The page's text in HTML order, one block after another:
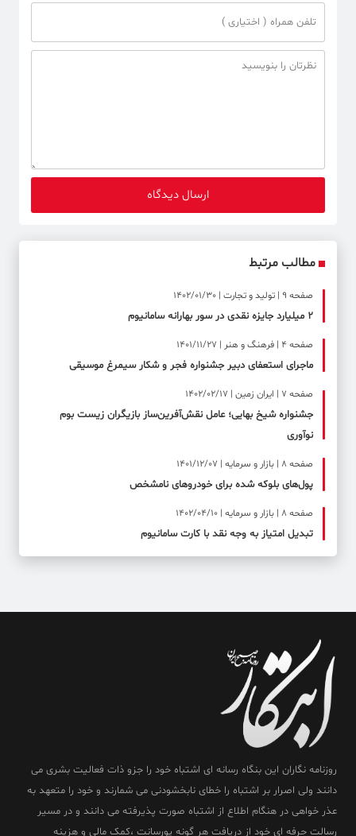
مطالب مرتبط
صفحه ۹ | تولید و تجارت | 1402/01/30
2 میلیارد جایزه نقدی در سور بهارانه سامانیوم
صفحه ۴ | فرهنگ و هنر | 1401/11/27
ماجرای استعفای دبیر جشنواره فجر و شکار سیمرغ موسیقی
صفحه ۷ | ایران زمین | 1402/02/17
جشنواره شیخ بهایی؛ عامل نقش‌آفرین‌ساز بازیگران زیست بوم
نوآوری
صفحه ۸ | بازار و سرمایه | 1401/12/07
پول‌های بلوکه شده برای خودروهای نامشخص
صفحه ۸ | بازار و سرمایه | 1402/04/10
تبدیل امتیاز به وجه نقد با کارت سامانیوم
روزنامه نگاران این بنگاه رسانه ای اشتباه خود را جزو ذات فعالیت بشری می
دانند ولی اصرار بر اشتباه را خطای نابخشودنی می شمارند و خود را متعهد به
عذر خواهی در هنگام اطلاع از اشتباه صورت پذیرفته می دانند و در مسیر
رسالت حرفه ای خود از دریافت هر گونه پورسانت ،کمک مالی و هزینه